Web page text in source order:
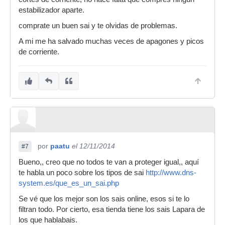
estabilizador aparte.
comprate un buen sai y te olvidas de problemas.
A mi me ha salvado muchas veces de apagones y picos
de corriente.
#7 por paatu el 12/11/2014
Bueno,, creo que no todos te van a proteger igual,, aquí
te habla un poco sobre los tipos de sai http://www.dns-
system.es/que_es_un_sai.php
Se vé que los mejor son los sais online, esos si te lo
filtran todo. Por cierto, esa tienda tiene los sais Lapara de
los que hablabais.